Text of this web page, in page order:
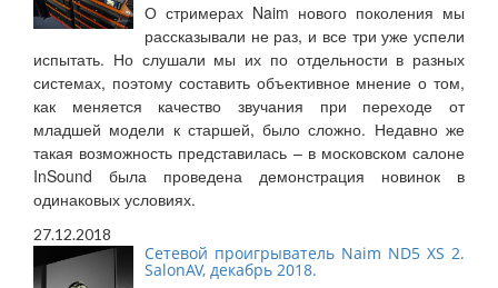
О стримерах Naim нового поколения мы
рассказывали не раз, и все три уже успели
испытать. Но слушали мы их по отдельности в разных
системах, поэтому составить объективное мнение о том,
как меняется качество звучания при переходе от
младшей модели к старшей, было сложно. Недавно же
такая возможность представилась – в московском салоне
InSound была проведена демонстрация новинок в
одинаковых условиях.
27.12.2018
Сетевой проигрыватель Naim ND5 XS 2.
SalonAV, декабрь 2018.